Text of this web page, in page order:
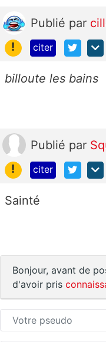
Publié par
!
citer
billoute les
Publié par
!
citer
Sainté
Bonjour, avant de
d'avoir pris